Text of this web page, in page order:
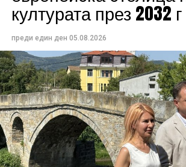
културата през 2032 г
преди един ден 05.08.2026